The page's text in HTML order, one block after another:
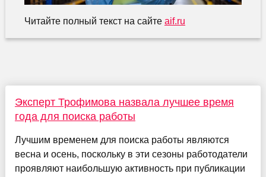
Читайте полный текст на сайте aif.ru
Эксперт Трофимова назвала лучшее время
года для поиска работы
Лучшим временем для поиска работы являются
весна и осень, поскольку в эти сезоны работодатели
проявляют наибольшую активность при публикации